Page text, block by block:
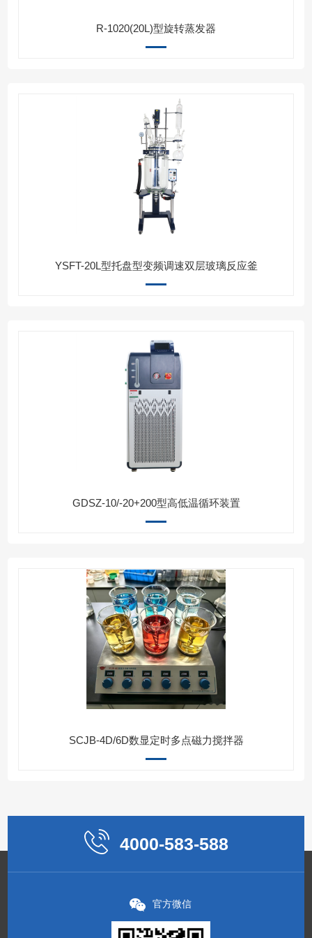
R-1020(20L)型旋转蒸发器
YSFT-20L型托盘型变频调速双层玻璃反应釜
GDSZ-10/-20+200型高低温循环装置
SCJB-4D/6D数显定时多点磁力搅拌器
4000-583-588
官方微信